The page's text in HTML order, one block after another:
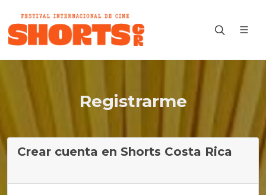
Registrarme
Crear cuenta en Shorts Costa Rica